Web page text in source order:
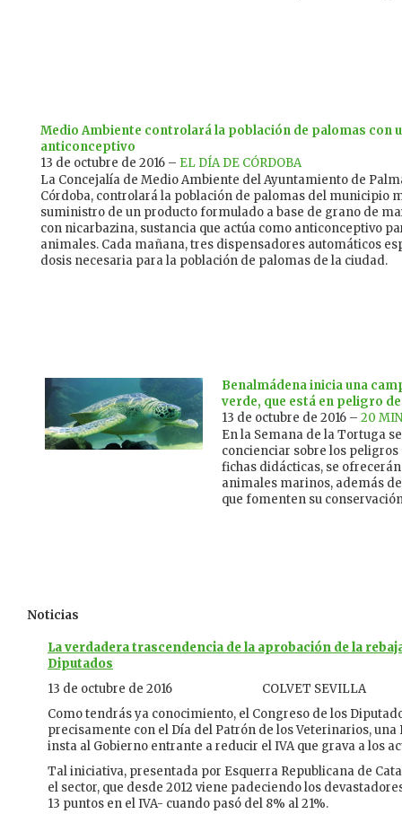
Medio Ambiente controlará la población de palomas con
anticonceptivo
13 de octubre de 2016 – EL DÍA DE CÓRDOBA
La Concejalía de Medio Ambiente del Ayuntamiento de
Córdoba, controlará la población de palomas del municipio
suministro de un producto formulado a base de grano de
con nicarbazina, sustancia que actúa como anticonceptivo
animales. Cada mañana, tres dispensadores automáticos
dosis necesaria para la población de palomas de la ciudad.
Benalmádena inicia una
verde, que está en peligro
13 de octubre de 2016 – 20
En la Semana de la Tortuga
concienciar sobre los peligros
fichas didácticas, se
animales marinos, además
que fomenten su
Noticias
La verdadera trascendencia de la aprobación de la
Diputados
13 de octubre de 2016
COLVET SEVILLA
Como tendrás ya conocimiento, el Congreso de los
precisamente con el Día del Patrón de los Veterinarios, una
insta al Gobierno entrante a reducir el IVA que grava a los
Tal iniciativa, presentada por Esquerra Republicana de
el sector, que desde 2012 viene padeciendo los
13 puntos en el IVA- cuando pasó del 8% al 21%.